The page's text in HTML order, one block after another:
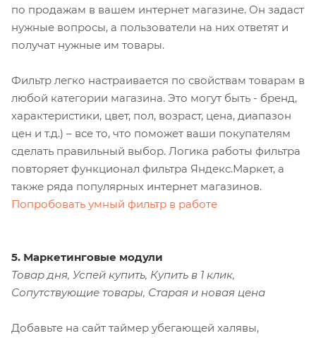
по продажам в вашем интернет магазине. Он задаст
нужные вопросы, а пользователи на них ответят и
получат нужные им товары.
Фильтр легко настраивается по свойствам товарам в
любой категории магазина. Это могут быть - бренд,
характеристики, цвет, пол, возраст, цена, диапазон
цен и т.д.) – все то, что поможет ваши покупателям
сделать правильный выбор. Логика работы фильтра
повторяет функционал фильтра Яндекс.Маркет, а
также ряда популярных интернет магазинов.
Попробовать умный фильтр в работе
5. Маркетинговые модули
Товар дня, Успей купить, Купить в 1 клик,
Сопутствующие товары, Старая и новая цена
Добавьте на сайт таймер убегающей халявы,